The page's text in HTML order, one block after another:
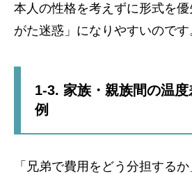
本人の性格を考えずに形式を
がた迷惑」になりやすいのです
1-3. 家族・親族間の温
例
「兄弟で費用をどう分担する